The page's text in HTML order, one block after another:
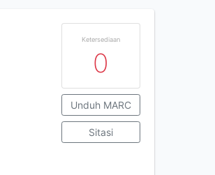
Ketersediaan
0
Unduh MARC
Sitasi